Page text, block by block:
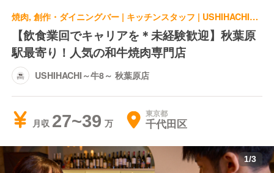
焼肉, 創作・ダイニングバー | キッチンスタッフ | USHIHACHI～牛8～ 秋葉原店
【飲食業回でキャリアを＊未経験歓迎】秋葉原
駅最寄り！人気の和牛焼肉専門店
USHIHACHI～牛8～ 秋葉原店
月収 27~39 東京都
千代田区
1/3